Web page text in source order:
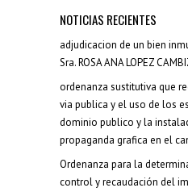
NOTICIAS RECIENTES
adjudicacion de un bien
Sra. ROSA ANA LOPEZ
ordenanza sustitutiva que
via publica y el uso de los
dominio publico y la
propaganda grafica en el
Ordenanza para la
control y recaudación del